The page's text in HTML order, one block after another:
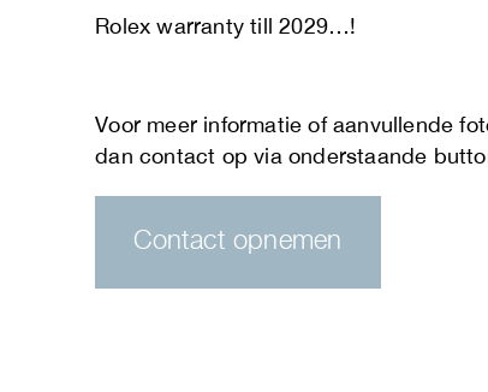
Rolex warranty till 2029…!
Contact opnemen